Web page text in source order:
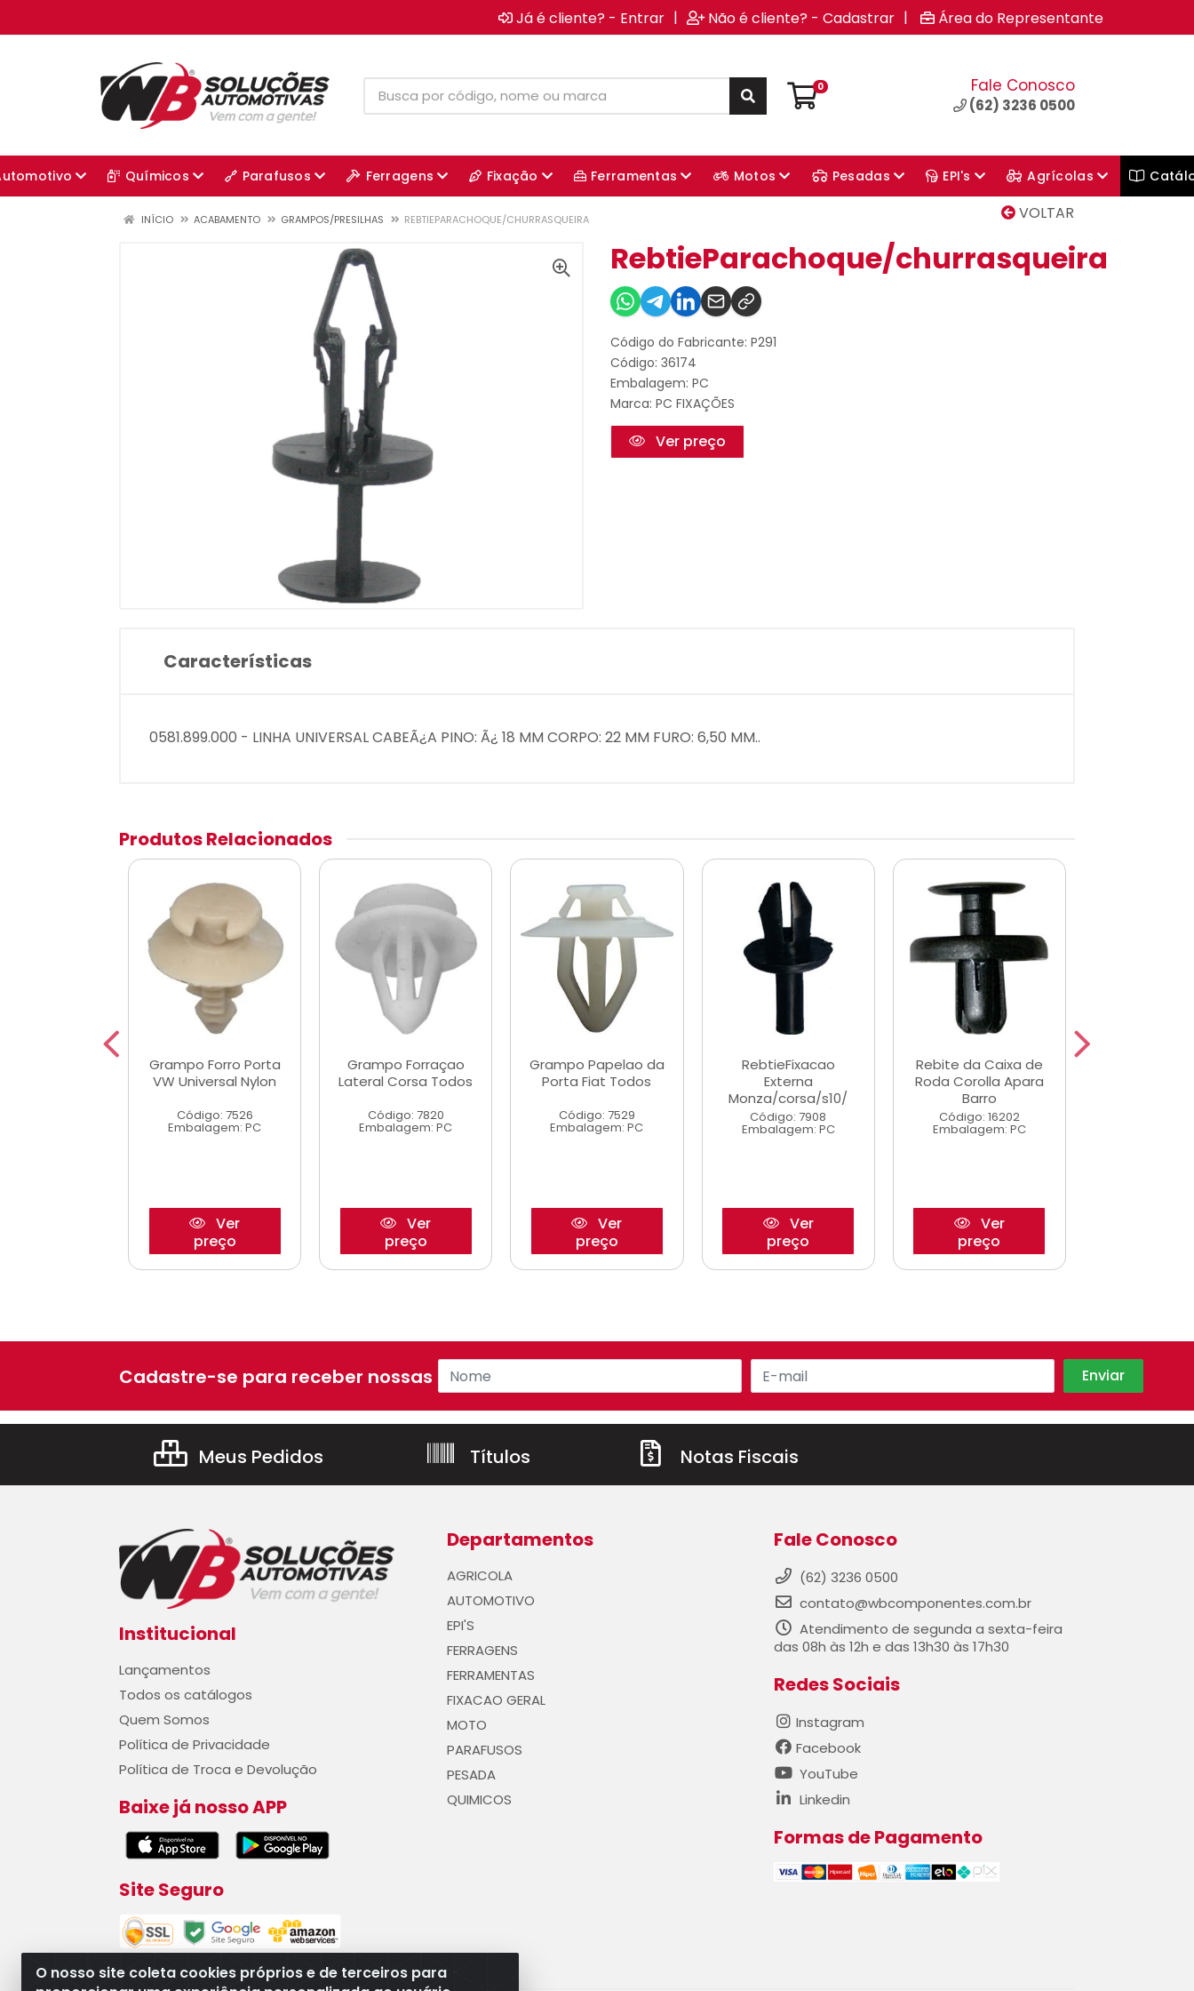
Já é cliente? - Entrar | Não é cliente? - Cadastrar | Área do Representante
0 Fale Conosco
(62) 3236 0500
Químicos Parafusos Ferragens Fixação Ferramentas Motos Pesadas EPI's Agrícolas
VOLTAR
INÍCIO ACABAMENTO GRAMPOS/PRESILHAS REBTIEPARACHOQUE/CHURRASQUEIRA
RebtieParachoque/churrasqueira
Código do Fabricante: P291
Código: 36174
Embalagem: PC
Marca: PC FIXAÇÕES
Ver preço
Características
0581.899.000 - LINHA UNIVERSAL CABEÃ¿A PINO: Ã¿ 18 MM CORPO: 22 MM FURO: 6,50 MM..
Produtos Relacionados
Grampo Forro Porta
VW Universal Nylon
Código: 7526
Embalagem: PC
Ver
preço
Grampo Forraçao
Lateral Corsa Todos
Código: 7820
Embalagem: PC
Ver
preço
Grampo Papelao da
Porta Fiat Todos
Código: 7529
Embalagem: PC
Ver
preço
RebtieFixacao
Externa
Monza/corsa/s10/
Código: 7908
Embalagem: PC
Ver
preço
Rebite da Caixa de
Roda Corolla Apara
Barro
Código: 16202
Embalagem: PC
Ver
preço
O nosso site coleta cookies próprios e de terceiros para
Cadastre-se para receber nossas ofertas!
Meus Pedidos Títulos Notas Fiscais
Institucional
Lançamentos
Todos os catálogos
Quem Somos
Política de Privacidade
Política de Troca e Devolução
Baixe já nosso APP
Site Seguro
Departamentos
AGRICOLA
AUTOMOTIVO
EPI'S
FERRAGENS
FERRAMENTAS
FIXACAO GERAL
MOTO
PARAFUSOS
PESADA
QUIMICOS
Fale Conosco
(62) 3236 0500
contato@wbcomponentes.com.br
Atendimento de segunda a sexta-feira
das 08h às 12h e das 13h30 às 17h30
Redes Sociais
Instagram
Facebook
YouTube
Linkedin
Formas de Pagamento